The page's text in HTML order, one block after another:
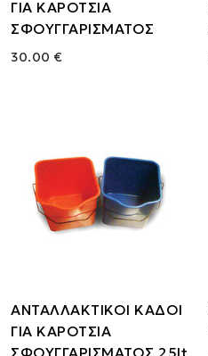
ΓΙΑ ΚΑΡΟΤΣΙΑ
ΣΦΟΥΓΓΑΡΙΣΜΑΤΟΣ
30.00 €
ΑΝΤΑΛΛΑΚΤΙΚΟΙ ΚΑΔΟΙ
ΓΙΑ ΚΑΡΟΤΣΙΑ
ΣΦΟΥΓΓΑΡΙΣΜΑΤΟΣ 25lt